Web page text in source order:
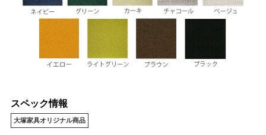
スペック情報
大塚家具オリジナル商品